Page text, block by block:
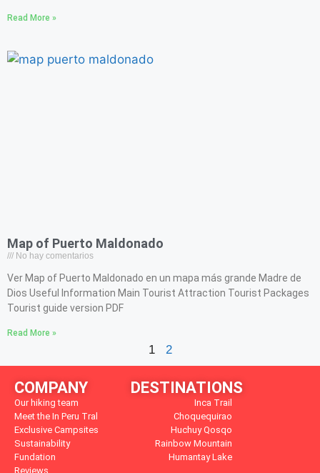
Read More »
Map of Puerto Maldonado
No hay comentarios
Ver Map of Puerto Maldonado en un mapa más grande Madre de
Dios Useful Information Main Tourist Attraction Tourist Packages
Tourist guide version PDF
Read More »
1 2
COMPANY
Our hiking team
Meet the In Peru Tral
Exclusive Campsites
Sustainability
Fundation
Reviews
DESTINATIONS
Inca Trail
Choquequirao
Huchuy Qosqo
Rainbow Mountain
Humantay Lake